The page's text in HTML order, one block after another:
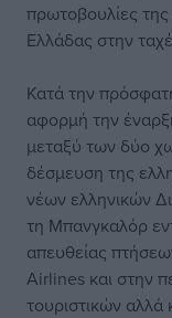
πρωτοβουλίες
Ελλάδας στην
Κατά την
αφορμή την
μεταξύ των δύο
δέσμευση της
νέων ελληνικών
τη Μπανγκαλόρ
απευθείας
Airlines και στην
τουριστικών αλλά